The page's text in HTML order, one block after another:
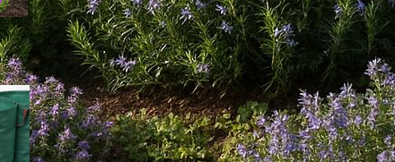
Sacchi riutilizzabili per sfalci e
foglie: come scegliere le
borse da giardino giuste per
l’estate